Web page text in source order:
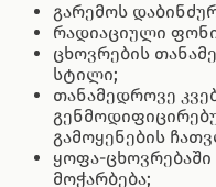
გარემოს
რადიაციული
ცხოვრების
სტილი;
თანამედროვე
გამოყენების
ყოფა-ცხოვრებაში
მოჭარბება;